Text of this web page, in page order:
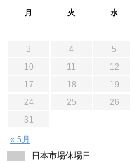
月 火 水
« 5月
3
4 5
10
11 12
17
18 19
24
25 26
31
日本市場休場日